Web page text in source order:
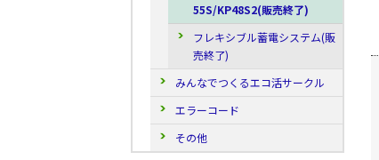
55S/KP48S2(販売終了)
フレキシブル蓄電システム(販
売終了)
みんなでつくるエコ活サークル
エラーコード
その他